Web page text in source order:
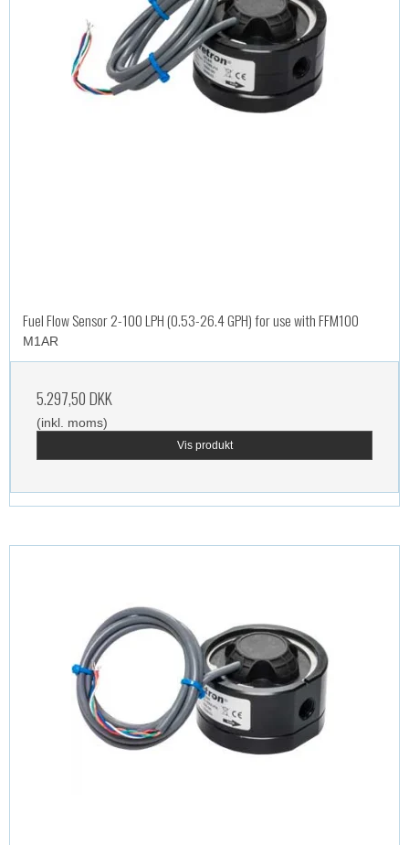
Fuel Flow Sensor 2-100 LPH (0.53-26.4 GPH) for use with FFM100
M1AR
5.297,50 DKK
(inkl. moms)
Vis produkt